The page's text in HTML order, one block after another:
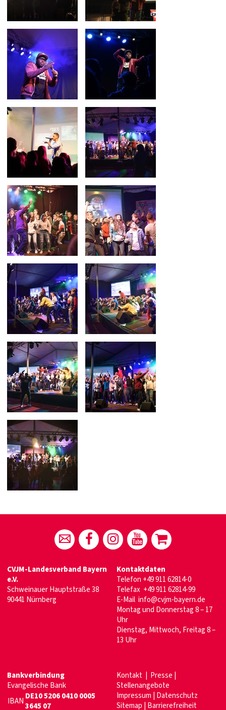
CVJM-Landesverband Bayern
e.V.
Schweinauer Hauptstraße 38
90441 Nürnberg
Kontaktdaten
Telefon +49 911 62814-0
Telefax +49 911 62814-99
E-Mail info@cvjm-bayern.de
Montag und Donnerstag 8 – 17
Uhr
Dienstag, Mittwoch, Freitag 8 –
13 Uhr
Bankverbindung
Evangelische Bank
IBAN DE10 5206 0410 0005
3645 07
Kontakt Presse
Stellenangebote
Impressum Datenschutz
Sitemap Barrierefreiheit